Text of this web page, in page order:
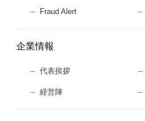
Fraud Alert
企業情報
代表挨拶
経営陣